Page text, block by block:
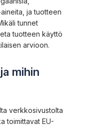
ja tuotteen
tunnet
tuotteen käyttö
arvioon.
mihin
verkkosivustolta
toimittavat EU-